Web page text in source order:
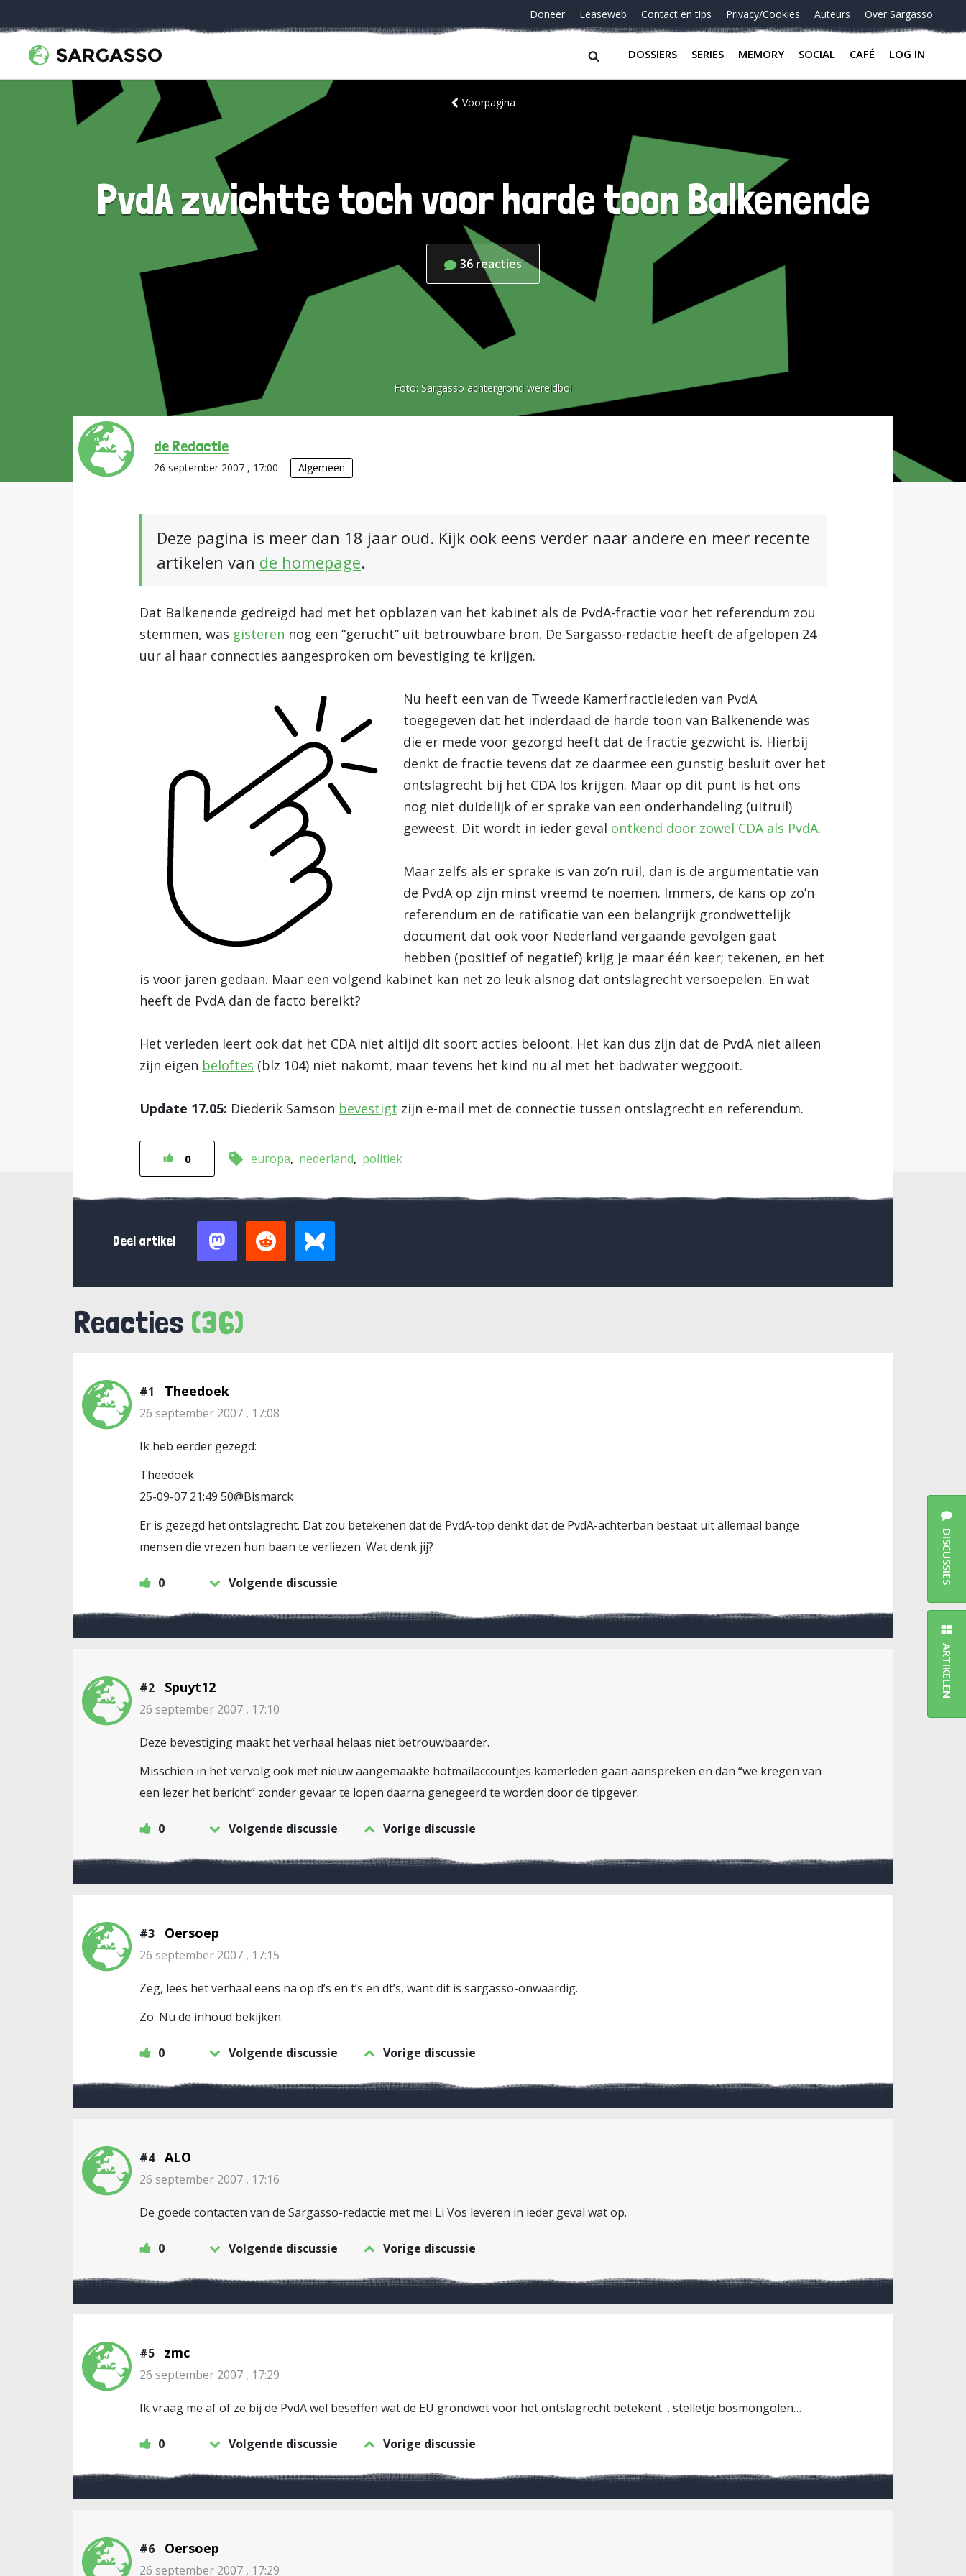
Doneer Leaseweb Contact en tips Privacy/Cookies Auteurs Over Sargasso
DOSSIERS SERIES MEMORY SOCIAL CAFÉ LOG IN
Voorpagina
PvdA zwichtte toch voor harde toon Balkenende
36 reacties
Foto: Sargasso achtergrond wereldbol
de Redactie
26 september 2007 , 17:00 Algemeen
Deze pagina is meer dan 18 jaar oud. Kijk ook eens verder naar andere en meer recente
artikelen van de homepage.
Dat Balkenende gedreigd had met het opblazen van het kabinet als de PvdA-fractie voor het referendum zou
stemmen, was gisteren nog een “gerucht” uit betrouwbare bron. De Sargasso-redactie heeft de afgelopen 24
uur al haar connecties aangesproken om bevestiging te krijgen.
Nu heeft een van de Tweede Kamerfractieleden van PvdA
toegegeven dat het inderdaad de harde toon van Balkenende was
die er mede voor gezorgd heeft dat de fractie gezwicht is. Hierbij
denkt de fractie tevens dat ze daarmee een gunstig besluit over het
ontslagrecht bij het CDA los krijgen. Maar op dit punt is het ons
nog niet duidelijk of er sprake van een onderhandeling (uitruil)
geweest. Dit wordt in ieder geval ontkend door zowel CDA als PvdA.
Maar zelfs als er sprake is van zo’n ruil, dan is de argumentatie van
de PvdA op zijn minst vreemd te noemen. Immers, de kans op zo’n
referendum en de ratificatie van een belangrijk grondwettelijk
document dat ook voor Nederland vergaande gevolgen gaat
hebben (positief of negatief) krijg je maar één keer; tekenen, en het
is voor jaren gedaan. Maar een volgend kabinet kan net zo leuk alsnog dat ontslagrecht versoepelen. En wat
heeft de PvdA dan de facto bereikt?
Het verleden leert ook dat het CDA niet altijd dit soort acties beloont. Het kan dus zijn dat de PvdA niet alleen
zijn eigen beloftes (blz 104) niet nakomt, maar tevens het kind nu al met het badwater weggooit.
Update 17.05: Diederik Samson bevestigt zijn e-mail met de connectie tussen ontslagrecht en referendum.
0 europa nederland politiek
Deel artikel
Reacties (36)
#1 Theedoek
26 september 2007 , 17:08
Ik heb eerder gezegd:
Theedoek
25-09-07 21:49 50@Bismarck
Er is gezegd het ontslagrecht. Dat zou betekenen dat de PvdA-top denkt dat de PvdA-achterban bestaat uit allemaal bange
mensen die vrezen hun baan te verliezen. Wat denk jij?
0 Volgende discussie
#2 Spuyt12
26 september 2007 , 17:10
Deze bevestiging maakt het verhaal helaas niet betrouwbaarder.
Misschien in het vervolg ook met nieuw aangemaakte hotmailaccountjes kamerleden gaan aanspreken en dan “we kregen van
een lezer het bericht” zonder gevaar te lopen daarna genegeerd te worden door de tipgever.
0 Volgende discussie Vorige discussie
#3 Oersoep
26 september 2007 , 17:15
Zeg, lees het verhaal eens na op d’s en t’s en dt’s, want dit is sargasso-onwaardig.
Zo. Nu de inhoud bekijken.
0 Volgende discussie Vorige discussie
#4 ALO
26 september 2007 , 17:16
De goede contacten van de Sargasso-redactie met mei Li Vos leveren in ieder geval wat op.
0 Volgende discussie Vorige discussie
#5 zmc
26 september 2007 , 17:29
Ik vraag me af of ze bij de PvdA wel beseffen wat de EU grondwet voor het ontslagrecht betekent… stelletje bosmongolen…
0 Volgende discussie Vorige discussie
#6 Oersoep
26 september 2007 , 17:29
DISCUSSIES
ARTIKELEN